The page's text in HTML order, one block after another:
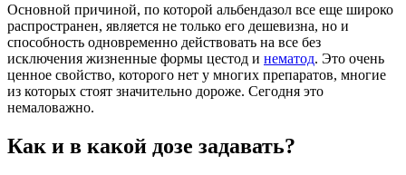
Основной причиной, по которой альбендазол все еще широко
распространен, является не только его дешевизна, но и
способность одновременно действовать на все без
исключения жизненные формы цестод и нематод. Это очень
ценное свойство, которого нет у многих препаратов, многие
из которых стоят значительно дороже. Сегодня это
немаловажно.
Как и в какой дозе задавать?